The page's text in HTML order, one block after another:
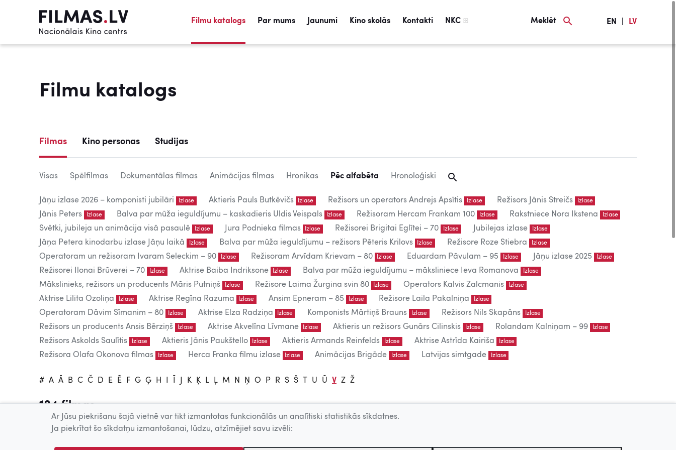
Filmu katalogs Par mums Jaunumi Kino skolās Kontakti NKC Meklēt EN LV
Filmu katalogs
Filmas Kino personas Studijas
Visas Spēlfilmas Dokumentālas filmas Animācijas filmas Hronikas Pēc alfabēta Hronoloģiski
Jāņu izlase 2026 – komponisti jubilāri Izlase Aktieris Pauls Butkēvičs Izlase Režisors un operators Andrejs Apsītis Izlase Režisors Jānis Streičs Izlase
Jānis Peters Izlase Balva par mūža ieguldījumu – kaskadieris Uldis Veispals Izlase Režisoram Hercam Frankam 100 Izlase Rakstniece Nora Ikstena Izlase
Svētki, jubileja un animācija visā pasaulē Izlase Jura Podnieka filmas Izlase Režisorei Brigitai Eglītei – 70 Izlase Jubilejas izlase Izlase
Jāņa Petera kinodarbu izlase Jāņu laikā Izlase Balva par mūža ieguldījumu – režisors Pēteris Krilovs Izlase Režisore Roze Stiebra Izlase
Operatoram un režisoram Ivaram Seleckim – 90 Izlase Režisoram Arvīdam Krievam – 80 Izlase Eduardam Pāvulam – 95 Izlase Jāņu izlase 2025 Izlase
Režisorei Ilonai Brūverei – 70 Izlase Aktrise Baiba Indriksone Izlase Balva par mūža ieguldījumu – māksliniece Ieva Romanova Izlase
Mākslinieks, režisors un producents Māris Putniņš Izlase Režisore Laima Žurgina svin 80 Izlase Operators Kalvis Zalcmanis Izlase
Aktrise Lilita Ozoliņa Izlase Aktrise Regīna Razuma Izlase Ansim Epneram – 85 Izlase Režisore Laila Pakalniņa Izlase
Operatoram Dāvim Sīmanim – 80 Izlase Aktrise Elza Radziņa Izlase Komponists Mārtiņš Brauns Izlase Režisors Nils Skapāns Izlase
Režisors un producents Ansis Bērziņš Izlase Aktrise Akvelīna Līvmane Izlase Aktieris un režisors Gunārs Cilinskis Izlase Rolandam Kalniņam – 99 Izlase
Režisors Askolds Saulītis Izlase Aktieris Jānis Paukštello Izlase Aktieris Armands Reinfelds Izlase Aktrise Astrīda Kairiša Izlase
Režisora Olafa Okonova filmas Izlase Herca Franka filmu izlase Izlase Animācijas Brigāde Izlase Latvijas simtgade Izlase
# A Ā B C Č D E Ē F G Ģ H K Ķ L Ļ M N Ņ O P R S Š U Ū V Z Ž
184 filmas
Tiešsaistē publicētās filmas paredzētas tikai individuālai lietošanai.
Publiskai demonstrēšanai nepieciešama tiesību īpašnieku – producentu, AKKA/LAA u.c. atļaujas.
Ar Jūsu piekrišanu šajā vietnē var tikt izmantotas funkcionālās un analītiski statistikās sīkdatnes.
Ja piekrītat šo sīkdatņu izmantošanai, lūdzu, atzīmējiet savu izvēli: